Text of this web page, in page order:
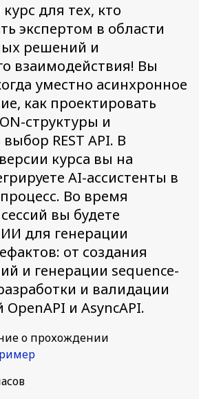
для тех, кто
экспертом в области
решений и
взаимодействия! Вы
уместно асинхронное
как проектировать
структуры и
REST API. В
курса вы на
AI-ассистенты в
Во время
вы будете
для генерации
от создания
и генерации sequence-
и валидации
и AsyncAPI.
о прохождении